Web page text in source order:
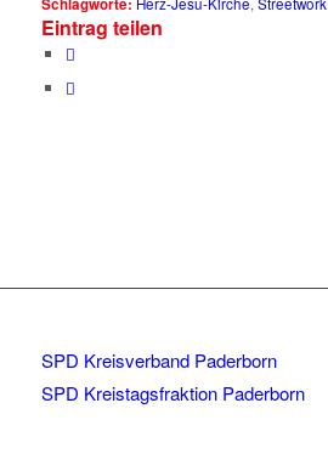
Schlagworte: Herz-Jesu-Kirche,Streetwork
Eintrag teilen
SPD Kreisverband Paderborn
SPD Kreistagsfraktion Paderborn